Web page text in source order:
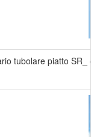
tubolare piatto SR_